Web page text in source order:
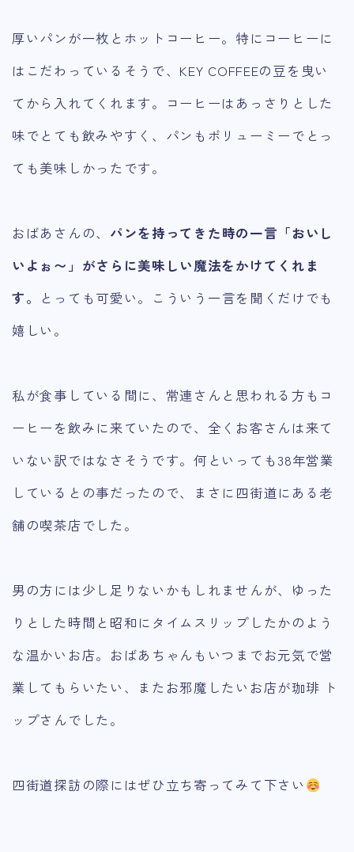
厚いパンが一枚とホットコーヒー。特にコーヒーに
はこだわっているそうで、KEY COFFEEの豆を曳い
てから入れてくれます。コーヒーはあっさりとした
味でとても飲みやすく、パンもボリューミーでとっ
ても美味しかったです。
おばあさんの、 パンを持ってきた時の一言「おいし
いよぉ〜」がさらに美味しい魔法をかけてくれま
す。
とっても可愛い。こういう一言を聞くだけでも
嬉しい。
私が食事している間に、常連さんと思われる方もコ
ーヒーを飲みに来ていたので、全くお客さんは来て
いない訳ではなさそうです。何といっても38年営業
しているとの事だったので、まさに四街道にある老
舗の喫茶店でした。
男の方には少し足りないかもしれませんが、ゆった
りとした時間と昭和にタイムスリップしたかのよう
な温かいお店。おばあちゃんもいつまでお元気で営
業してもらいたい、またお邪魔したいお店が珈琲 ト
ップさんでした。
四街道探訪の際にはぜひ立ち寄ってみて下さい